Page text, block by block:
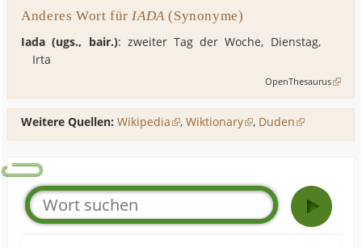
Anderes Wort fürIADA(Synonyme)
Iada (ugs., bair.): zweiter Tag der Woche, Dienstag,
Irta
OpenThesaurus
Weitere Quellen: Wikipedia ,Wiktionary , Duden